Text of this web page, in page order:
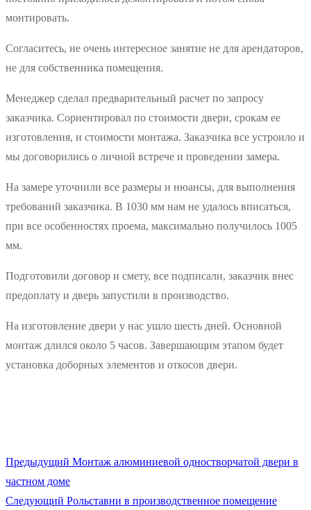
монтировать.
Согласитесь, не очень интересное занятие не для арендаторов,
не для собственника помещения.
Менеджер сделал предварительный расчет по запросу
заказчика. Сориентировал по стоимости двери, срокам ее
изготовления, и стоимости монтажа. Заказчика все устроило и
мы договорились о личной встрече и проведении замера.
На замере уточнили все размеры и нюансы, для выполнения
требований заказчика. В 1030 мм нам не удалось вписаться,
при все особенностях проема, максимально получилось 1005
мм.
Подготовили договор и смету, все подписали, заказчик внес
предоплату и дверь запустили в производство.
На изготовление двери у нас ушло шесть дней. Основной
монтаж длился около 5 часов. Завершающим этапом будет
установка доборных элементов и откосов двери.
Навигация
по
Предыдущий Предыдущая
Монтаж алюминиевой одностворчатой двери в
частном доме
Следующий Следующая
Рольставни в производственное помещение